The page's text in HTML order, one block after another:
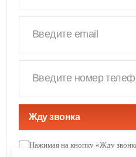
Жду звонка
Нажимая на кнопку «Жду